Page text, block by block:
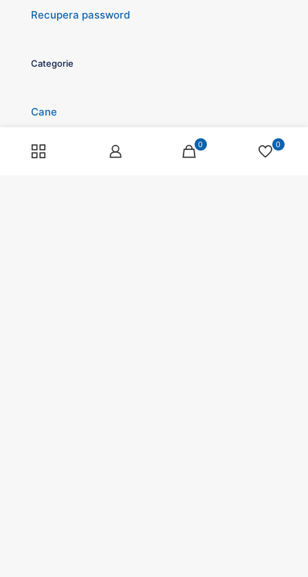
Recupera password
Categorie
Cane
0 0